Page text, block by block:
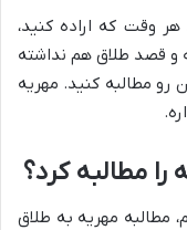
وقت که اراده کنید،
و قصد طلاق هم نداشته
رو مطالبه کنید. مهریه
را مطالبه کرد؟
مطالبه مهریه به طلاق